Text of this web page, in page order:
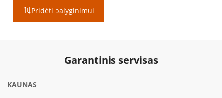
€699.00
through
Pridėti palyginimui
Garantinis servisas
KAUNAS